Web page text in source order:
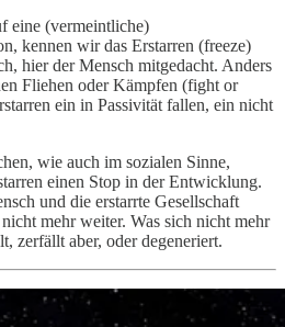
eine (vermeintliche)
kennen wir das Erstarren (freeze)
hier der Mensch mitgedacht. Anders
Fliehen oder Kämpfen (fight or
ein in Passivität fallen, ein nicht
wie auch im sozialen Sinne,
einen Stop in der Entwicklung.
und die erstarrte Gesellschaft
mehr weiter. Was sich nicht mehr
zerfällt aber, oder degeneriert.